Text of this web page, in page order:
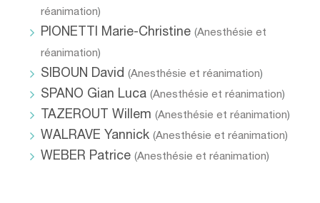
réanimation)
PIONETTI Marie-Christine (Anesthésie et
réanimation)
SIBOUN David (Anesthésie et réanimation)
SPANO Gian Luca (Anesthésie et réanimation)
TAZEROUT Willem (Anesthésie et réanimation)
WALRAVE Yannick (Anesthésie et réanimation)
WEBER Patrice (Anesthésie et réanimation)